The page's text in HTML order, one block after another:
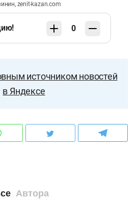
zenit-kazan.com
0
источником новостей
в Яндексе
Автора